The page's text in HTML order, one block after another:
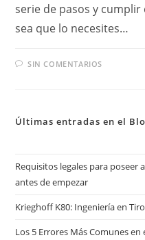
serie de pasos y
sea que lo necesites…
SIN COMENTARIOS
Últimas entradas en el
Requisitos legales para poseer
antes de empezar
Krieghoff K80: Ingeniería en
Los 5 Errores Más Comunes